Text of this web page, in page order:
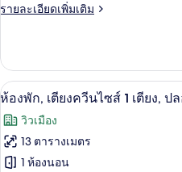
เตียง
ไซส์
เตียง,
ปลอด
บุหรี่
รายละเอียดเพิ่มเติม
ราย
เกี่ยว
กับ
ห้อง
เตียง
ควีน
ไซส์
เปิด
ภาพถ่าย
ทั้งหมด
ของ
46
ห้องพัก, เตียงควีนไซส์ 1 เตียง, ป
วิวเมือง
13 ตารางเมตร
1 ห้องนอน